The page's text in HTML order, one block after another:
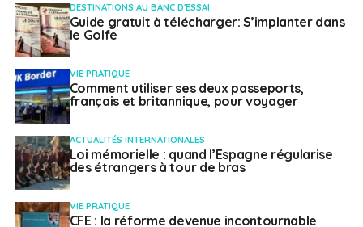
DESTINATIONS AU BANC D'ESSAI
Guide gratuit à télécharger: S’implanter dans
le Golfe
VIE PRATIQUE
Comment utiliser ses deux passeports,
français et britannique, pour voyager
ACTUALITÉS INTERNATIONALES
Loi mémorielle : quand l’Espagne régularise
des étrangers à tour de bras
VIE PRATIQUE
CFE : la réforme devenue incontournable